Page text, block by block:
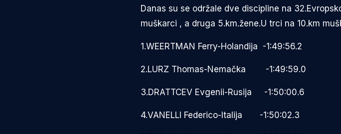
Danas su se održale dve discipline na
muškarci , a druga 5.km.žene.U trci na 10.km
1.WEERTMAN Ferry-Holandija -1:49:56.2
2.LURZ Thomas-Nemačka -1:49:59.0
3.DRATTCEV Evgenii-Rusija -1:50:00.6
4.VANELLI Federico-Italija -1:50:02.3